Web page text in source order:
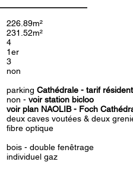
226.89m²
231.52m²
4
1er
3
non
parking Cathédrale - tarif
non - voir station bicloo
voir plan NAOLIB - Foch
deux caves voutées & deux
fibre optique
bois - double fenêtrage
individuel gaz